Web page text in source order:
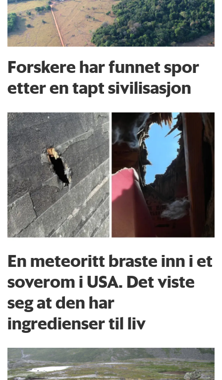
Forskere har funnet spor
etter en tapt sivilisasjon
En meteoritt braste inn i et
soverom i USA. Det viste
seg at den har
ingredienser til liv